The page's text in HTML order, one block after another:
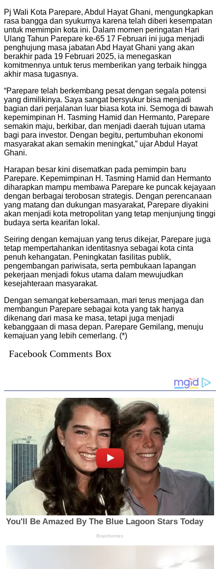
Pj Wali Kota Parepare, Abdul Hayat Ghani, mengungkapkan
rasa bangga dan syukurnya karena telah diberi kesempatan
untuk memimpin kota ini. Dalam momen peringatan Hari
Ulang Tahun Parepare ke-65 17 Februari ini juga menjadi
penghujung masa jabatan Abd Hayat Ghani yang akan
berakhir pada 19 Februari 2025, ia menegaskan
komitmennya untuk terus memberikan yang terbaik hingga
akhir masa tugasnya.
“Parepare telah berkembang pesat dengan segala potensi
yang dimilikinya. Saya sangat bersyukur bisa menjadi
bagian dari perjalanan luar biasa kota ini. Semoga di bawah
kepemimpinan H. Tasming Hamid dan Hermanto, Parepare
semakin maju, berkibar, dan menjadi daerah tujuan utama
bagi para investor. Dengan begitu, pertumbuhan ekonomi
masyarakat akan semakin meningkat,” ujar Abdul Hayat
Ghani.
Harapan besar kini disematkan pada pemimpin baru
Parepare. Kepemimpinan H. Tasming Hamid dan Hermanto
diharapkan mampu membawa Parepare ke puncak kejayaan
dengan berbagai terobosan strategis. Dengan perencanaan
yang matang dan dukungan masyarakat, Parepare diyakini
akan menjadi kota metropolitan yang tetap menjunjung tinggi
budaya serta kearifan lokal.
Seiring dengan kemajuan yang terus dikejar, Parepare juga
tetap mempertahankan identitasnya sebagai kota cinta
penuh kehangatan. Peningkatan fasilitas publik,
pengembangan pariwisata, serta pembukaan lapangan
pekerjaan menjadi fokus utama dalam mewujudkan
kesejahteraan masyarakat.
Dengan semangat kebersamaan, mari terus menjaga dan
membangun Parepare sebagai kota yang tak hanya
dikenang dari masa ke masa, tetapi juga menjadi
kebanggaan di masa depan. Parepare Gemilang, menuju
kemajuan yang lebih cemerlang. (*)
Facebook Comments Box